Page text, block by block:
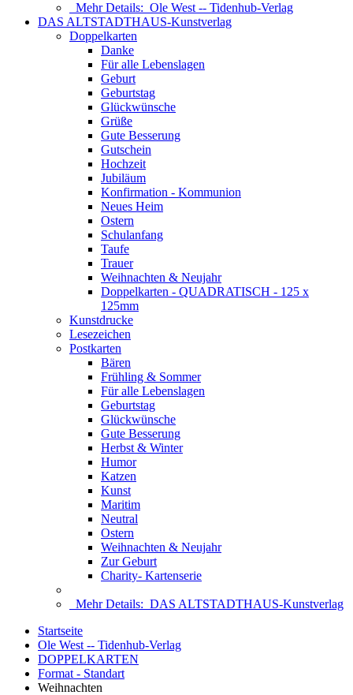
Mehr Details: Ole West -- Tidenhub-Verlag
DAS ALTSTADTHAUS-Kunstverlag
Doppelkarten
Danke
Für alle Lebenslagen
Geburt
Geburtstag
Glückwünsche
Grüße
Gute Besserung
Gutschein
Hochzeit
Jubiläum
Konfirmation - Kommunion
Neues Heim
Ostern
Schulanfang
Taufe
Trauer
Weihnachten & Neujahr
Doppelkarten - QUADRATISCH - 125 x
125mm
Kunstdrucke
Lesezeichen
Postkarten
Bären
Frühling & Sommer
Für alle Lebenslagen
Geburtstag
Glückwünsche
Gute Besserung
Herbst & Winter
Humor
Katzen
Kunst
Maritim
Neutral
Ostern
Weihnachten & Neujahr
Zur Geburt
Charity- Kartenserie
Mehr Details: DAS ALTSTADTHAUS-Kunstverlag
Startseite
Ole West -- Tidenhub-Verlag
DOPPELKARTEN
Format - Standart
Weihnachten